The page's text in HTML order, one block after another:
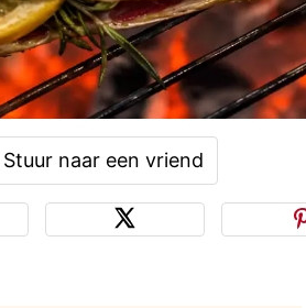
Stuur naar een vriend